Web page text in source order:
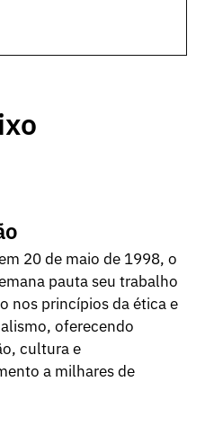
20 de maio de 1998, o
pauta seu trabalho
nos princípios da ética e
oferecendo
cultura e
a milhares de